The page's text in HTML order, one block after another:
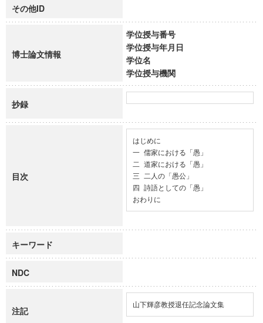
その他ID
博士論文情報
学位授与番号
学位授与年月日
学位名
学位授与機関
抄録
目次
はじめに
一 儒家における「愚」
二 道家における「愚」
三 二人の「愚公」
四 詩語としての「愚」
おわりに
キーワード
NDC
注記
山下輝彦教授退任記念論文集